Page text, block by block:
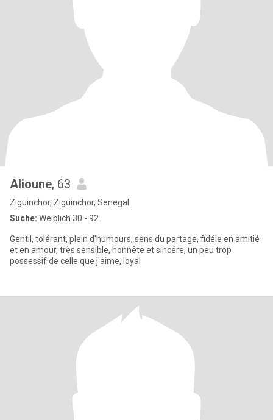
Alioune, 63
Ziguinchor, Ziguinchor, Senegal
Suche: Weiblich 30 - 92
Gentil, tolérant, plein d'humours, sens du partage, fidéle en amitié
et en amour, très sensible, honnête et sincére, un peu trop
possessif de celle que j'aime, loyal